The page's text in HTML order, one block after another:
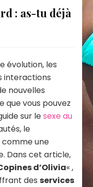
: as-tu déjà
évolution, les
interactions
nouvelles
que vous pouvez
sur lesexe au
le
comme une
Dans cet article,
d’Olivia« ,
desservices